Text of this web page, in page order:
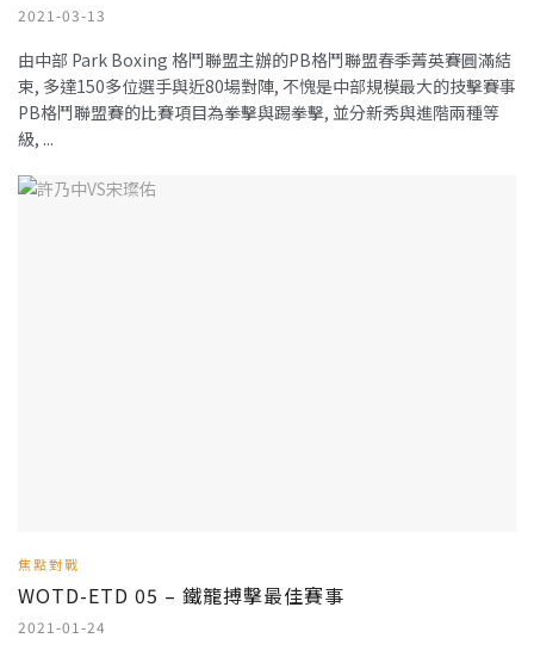
2021-03-13
由中部 Park Boxing 格鬥聯盟主辦的PB格鬥聯盟春季菁英賽圓滿結
束, 多達150多位選手與近80場對陣, 不愧是中部規模最大的技擊賽事
PB格鬥聯盟賽的比賽項目為拳擊與踢拳擊, 並分新秀與進階兩種等
級, ...
焦點對戰
WOTD-ETD 05 – 鐵籠搏擊最佳賽事
2021-01-24